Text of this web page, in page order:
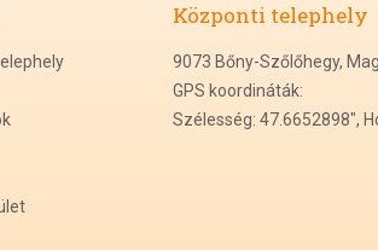
Központi telephely
9073 Bőny-Szőlőhegy,
GPS koordináták:
Szélesség: 47.6652898",